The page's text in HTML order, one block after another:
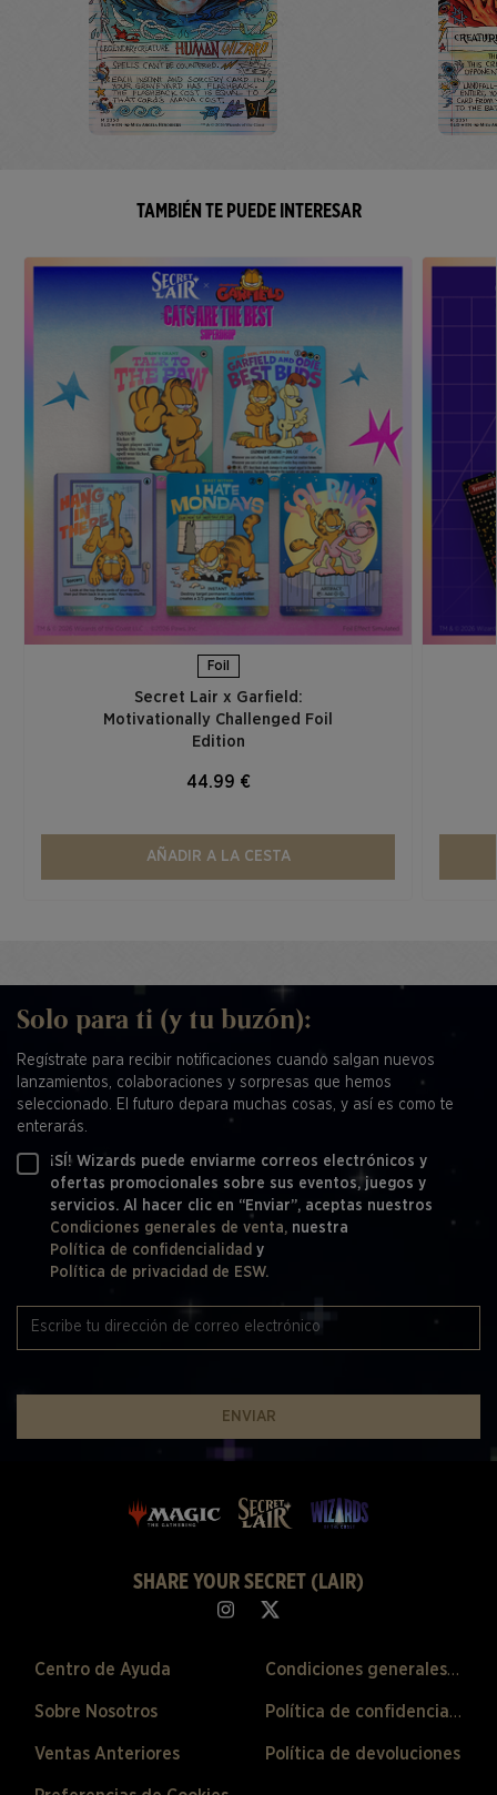
TAMBIÉN TE PUEDE INTERESAR
Foil
Secret Lair x Garfield:
Motivationally Challenged Foil
Edition​
44.99 €
AÑADIR A LA CESTA
Solo para ti (y tu buzón):
Regístrate para recibir notificaciones cuando salgan nuevos
lanzamientos, colaboraciones y sorpresas que hemos
seleccionado. El futuro depara muchas cosas, y así es como te
enterarás.
¡SÍ! Wizards puede enviarme correos electrónicos y
ofertas promocionales sobre sus eventos, juegos y
servicios. Al hacer clic en “Enviar”, aceptas nuestros
Condiciones generales de venta, nuestra
Política de confidencialidad y
Política de privacidad de ESW.
ENVIAR
SHARE YOUR SECRET (LAIR)
Centro de Ayuda
Sobre Nosotros
Ventas Anteriores
Condiciones generales de venta
Política de confidencialidad
Política de devoluciones